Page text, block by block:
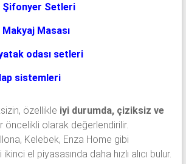
Şifonyer Setleri
Masası
odası setleri
sistemleri
özellikle iyi durumda, çiziksiz ve
öncelikli olarak değerlendirilir.
Kelebek, Enza Home gibi
el piyasasında daha hızlı alıcı bulur.